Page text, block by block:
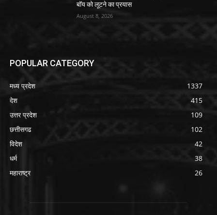
बॉय को लूटने का प्रयास
August 8, 2026
POPULAR CATEGORY
मध्य प्रदेश
1337
देश
415
उत्तर प्रदेश
109
छत्तीसगढ
102
विदेश
42
धर्म
38
महाराष्ट्र
26